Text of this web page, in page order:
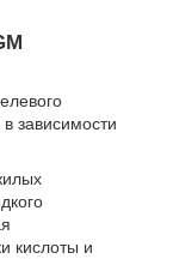
зависимости
кислоты и